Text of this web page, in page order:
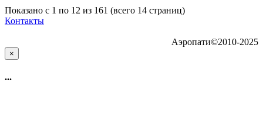
Показано с 1 по 12 из 161 (всего 14 страниц)
Контакты
Аэропати©2010-2025
×
...